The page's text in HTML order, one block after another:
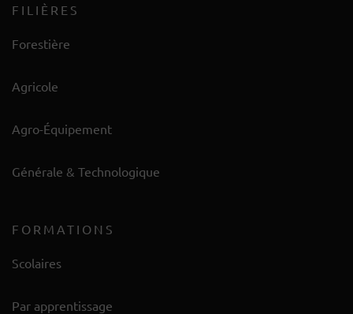
FILIÈRES
Forestière
Agricole
Agro-Équipement
Générale & Technologique
FORMATIONS
Scolaires
Par apprentissage